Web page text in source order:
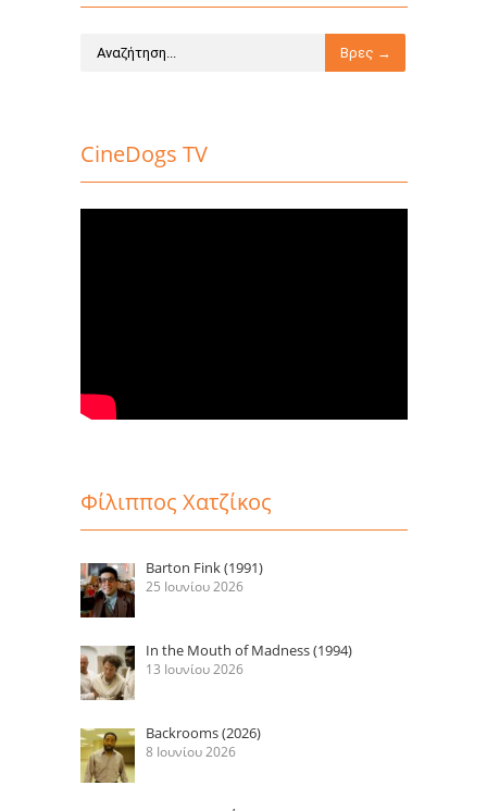
CineDogs TV
Φίλιππος Χατζίκος
Barton Fink (1991)
25 Ιουνίου 2026
In the Mouth of Madness (1994)
13 Ιουνίου 2026
Backrooms (2026)
8 Ιουνίου 2026